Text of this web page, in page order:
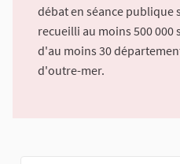
débat en séance publique
recueilli au moins 500 000
d'au moins 30
d'outre-mer.